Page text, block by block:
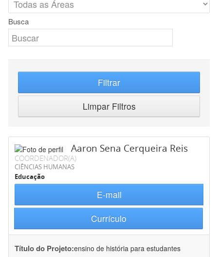
Busca
Filtrar
Limpar Filtros
Aaron Sena Cerqueira Reis
COORDENADOR(A)
CIÊNCIAS HUMANAS
Educação
E-mail
Currículo
Título do Projeto:ensino de história para estudantes